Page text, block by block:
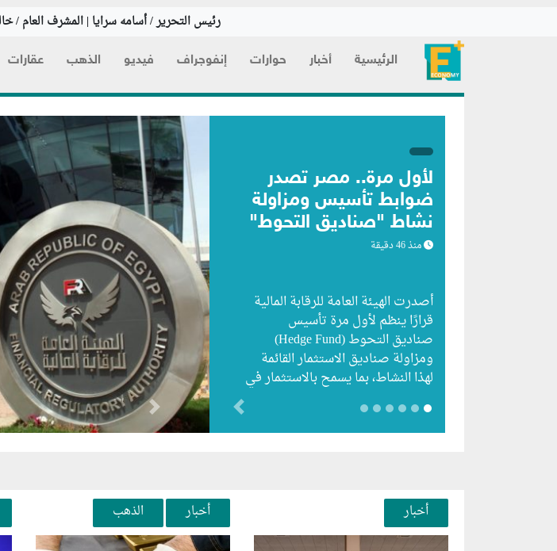
رئيس التحرير / أسامه سرايا | المشرف العام /
الرئيسية أخبار حوارات إنفوجراف فيديو الذهب عقارات
لأول مرة.. مصر تصدر
ضوابط تأسيس ومزاولة
نشاط "صناديق التحوط"
منذ 46 دقيقة
أصدرت الهيئة العامة للرقابة المالية
قرارًا ينظم لأول مرة تأسيس
صناديق التحوط (Hedge Fund)
ومزاولة صناديق الاستثمار القائمة
لهذا النشاط، بما يسمح بالاستثمار في
المالية والأوراق…
Previous
Next
أخبار أخبار الذهب